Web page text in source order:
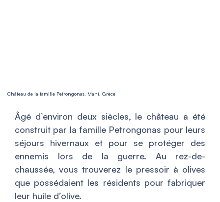
Château de la famille Petrongonas, Mani, Grèce
Âgé d’environ deux siècles, le château a été
construit par la famille Petrongonas pour leurs
séjours hivernaux et pour se protéger des
ennemis lors de la guerre. Au rez-de-
chaussée, vous trouverez le pressoir à olives
que possédaient les résidents pour fabriquer
leur huile d’olive.